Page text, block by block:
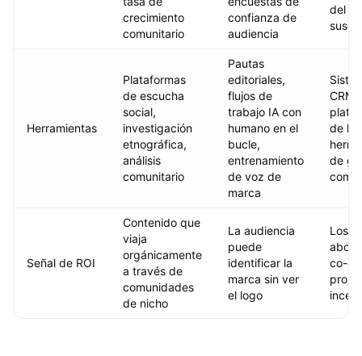
crecimiento
comunitario
confianza de
audiencia
del
Herramientas
Plataformas
de escucha
social,
investigación
etnográfica,
análisis
comunitario
Pautas
editoriales,
flujos de
trabajo IA con
humano en el
bucle,
entrenamiento
de voz de
marca
CRM,
de
de
Señal de ROI
Contenido que
viaja
orgánicamente
a través de
comunidades
de nicho
La audiencia
puede
identificar la
marca sin ver
el logo
Los
co-